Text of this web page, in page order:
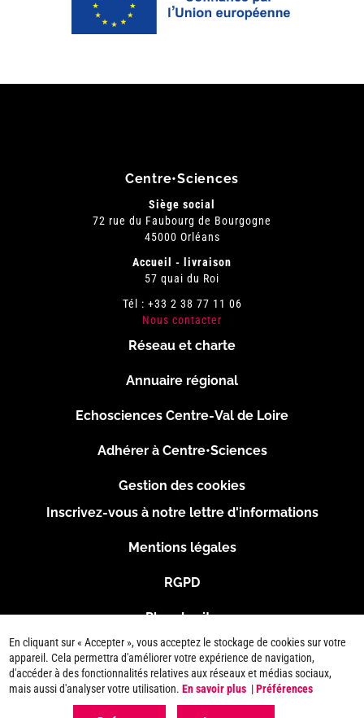
Centre•Sciences
Siège social
72 rue du Faubourg de Bourgogne
45000 Orléans
Accueil - livraison
57 quai du Roi
Tél : +33 2 38 77 11 06
Nous contacter
page
Réseau et charte
Annuaire régional
Echosciences Centre-Val de Loire
Adhérer à Centre•Sciences
Gestion des cookies
Inscrivez-vous à notre lettre d'informations
Mentions légales
RGPD
Plan du site
Connexion
En cliquant sur « Accepter », vous acceptez le stockage de cookies sur votre
appareil. Cela permettra d'améliorer votre expérience de navigation,
d'accéder à des fonctionnalités relatives aux réseaux et médias sociaux,
mais aussi d'analyser votre utilisation.En savoir plus |Préférences